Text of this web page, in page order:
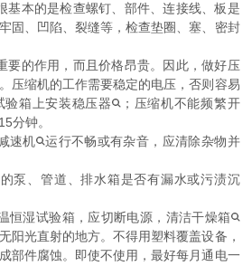
基本的是检查螺钉、部件、连接线、板是
固、凹陷、裂缝等，检查垫圈、塞、密封
要的作用，而且价格昂贵。因此，做好压
压缩机的工作需要稳定的电压，否则容易
验箱上安装稳压器
；压缩机不能频繁开
分钟。
速机
运行不畅或有杂音，应清除杂物并
泵、管道、排水箱是否有漏水或污渍沉
恒湿试验箱，应切断电源，清洁干燥箱
阳光直射的地方。不得用塑料覆盖设备，
部件腐蚀。即使不使用，最好每月通电一